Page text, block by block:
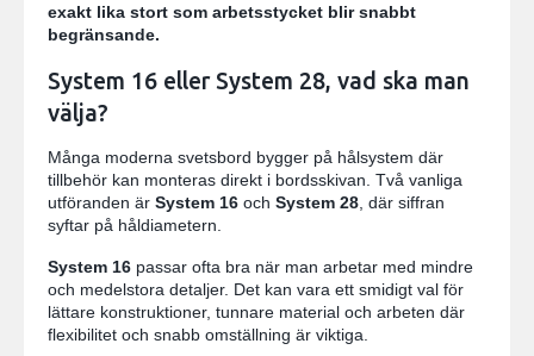
exakt lika stort som arbetsstycket blir snabbt
begränsande.
System 16 eller System 28, vad ska man
välja?
Många moderna svetsbord bygger på hålsystem där
tillbehör kan monteras direkt i bordsskivan. Två vanliga
utföranden är System 16 och System 28 , där siffran
syftar på håldiametern.
System 16 passar ofta bra när man arbetar med mindre
och medelstora detaljer. Det kan vara ett smidigt val för
lättare konstruktioner, tunnare material och arbeten där
flexibilitet och snabb omställning är viktiga.